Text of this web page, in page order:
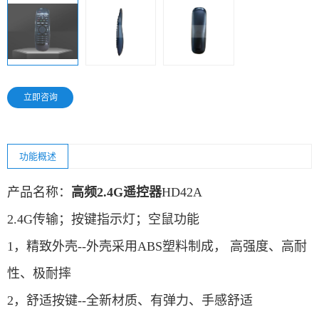
立即咨询
功能概述
产品名称： 高频2.4G遥控器HD42A
2.4G传输； 按键指示灯； 空鼠功能
1，精致外壳--外壳采用ABS塑料制成， 高强度、高耐
性、极耐摔
2，舒适按键--全新材质、有弹力、手感舒适